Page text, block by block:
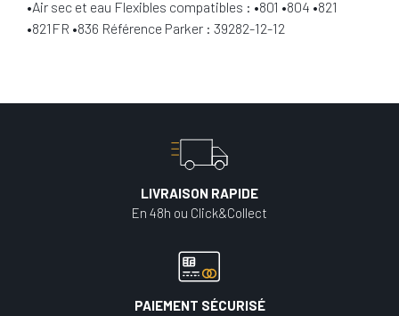
•Air sec et eau Flexibles compatibles : •801 •804 •821
•821FR •836 Référence Parker : 39282-12-12
LIVRAISON RAPIDE
En 48h ou Click&Collect
PAIEMENT SÉCURISÉ